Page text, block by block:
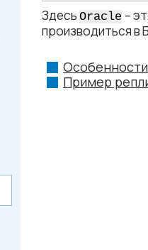
ЗдесьOracle –
производиться в
Пример